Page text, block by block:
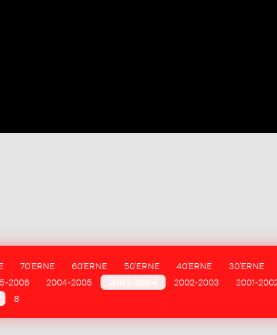
70'ERNE 60'ERNE 50'ERNE 40'ERNE
30'ERNE
2006 2004-2005 2002-2003
2001-
8